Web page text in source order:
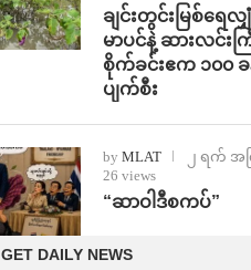
ချင်းတွင်းမြစ်ရေ
မာပင်နဲ့ ဆားလင်း
စိုက်ခင်းဧက ၁၀၀ ခ
ပျက်စီး
by MLAT
၂ ရက် အ
26 views
“ဆာဝါဒီစကပ်”
GET DAILY NEWS